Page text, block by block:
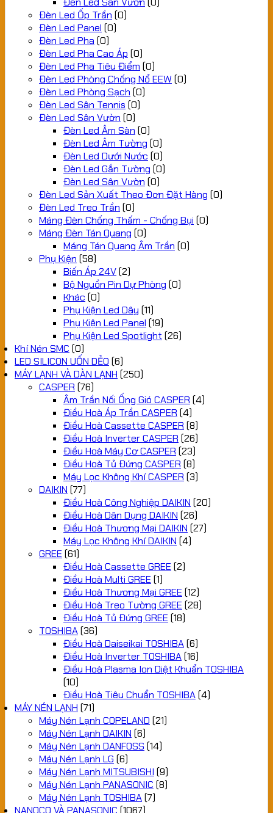
Đèn Led Ốp Trần (0)
Đèn Led Panel (0)
Đèn Led Pha (0)
Đèn Led Pha Cao Áp (0)
Đèn Led Pha Tiêu Điểm (0)
Đèn Led Phòng Chống Nổ EEW (0)
Đèn Led Phòng Sạch (0)
Đèn Led Sân Tennis (0)
Đèn Led Sân Vườn (0)
Đèn Led Âm Sàn (0)
Đèn Led Âm Tường (0)
Đèn Led Dưới Nước (0)
Đèn Led Gắn Tường (0)
Đèn Led Sân Vườn (0)
Đèn Led Sản Xuất Theo Đơn Đặt Hàng (0)
Đèn Led Treo Trần (0)
Máng Đèn Chống Thấm - Chống Bụi (0)
Máng Đèn Tán Quang (0)
Máng Tán Quang Âm Trần (0)
Phụ Kiện (58)
Biến Áp 24V(2)
Bộ Nguồn Pin Dự Phòng (0)
Khác (0)
Phụ Kiện Led Dây (11)
Phụ Kiện Led Panel (19)
Phụ Kiện Led Spotlight (26)
Khí Nén SMC (0)
LED SILICON UỐN DẺO (6)
MÁY LẠNH VÀ DÀN LẠNH (250)
CASPER (76)
Âm Trần Nối Ống Gió CASPER (4)
Điều Hoà Áp Trần CASPER (4)
Điều Hoà Cassette CASPER (8)
Điều Hoà Inverter CASPER (26)
Điều Hoà Máy Cơ CASPER (23)
Điều Hoà Tủ Đứng CASPER (8)
Máy Lọc Không Khí CASPER (3)
DAIKIN (77)
Điều Hoà Công Nghiệp DAIKIN (20)
Điều Hoà Dân Dụng DAIKIN (26)
Điều Hoà Thương Mại DAIKIN (27)
Máy Lọc Không Khí DAIKIN (4)
GREE (61)
Điều Hoà Cassette GREE (2)
Điều Hoà Multi GREE (1)
Điều Hoà Thương Mại GREE (12)
Điều Hoà Treo Tường GREE (28)
Điều Hoà Tủ Đứng GREE (18)
TOSHIBA(36)
Điều Hoà Daiseikai TOSHIBA(6)
Điều Hoà Inverter TOSHIBA(16)
Điều Hoà Plasma Ion Diệt Khuẩn TOSHIBA
(10)
Điều Hoà Tiêu Chuẩn TOSHIBA(4)
MÁY NÉN LẠNH (71)
Máy Nén Lạnh COPELAND (21)
Máy Nén Lạnh DAIKIN (6)
Máy Nén Lạnh DANFOSS (14)
Máy Nén Lạnh LG (6)
Máy Nén Lạnh MITSUBISHI (9)
Máy Nén Lạnh PANASONIC (8)
Máy Nén Lạnh TOSHIBA(7)
NANOCO VÀ PANASONIC (1067)